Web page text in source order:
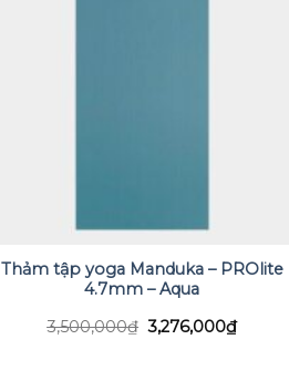
Thảm tập yoga Manduka – PROlite
4.7mm – Aqua
3,500,000₫ Giá
gốc
3,276,000₫Giá